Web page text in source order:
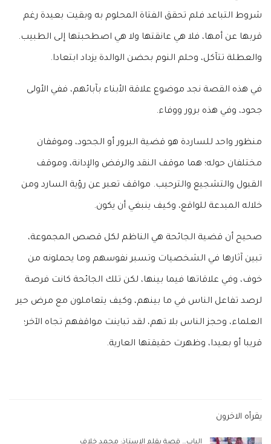
شروط التباعد فلم تحقق الفتاة المحلوم به وبقيت بعيدة رغم
قربها عن أمها، فلا هي عانقتها ولا هي اصطحبتها إلى الطبيب.
والعطلة تتآكل، وحلم النوم بحضن الوالدة يزداد ابتعادا.
في هذه القصة نجد موضوع علاقة الأبناء بآبائهم، ففي الأولى
جحود، وفي هذه برور ووفاء.
منظور واحد للساردة هو قضية البرور أو الجحود، وموقفان
مختلفان حوله؛ هما موقف النقد والرفض والإدانة، وموقف
القبول والتشجيع والترحيب. مواقف تعبر عن رؤية السارد ومن
خلاله المبدعة للواقع، وكيف ينبغي أن يكون.
صحيح أن قضية الجائحة هي الناظم لكل قصص المجموعة،
تبين آثارها في الشخصيات وتسبر نفوسهم وما يحملونه من
خوف، وفي علاقاتها فيما بينها، لكن تلك الجائحة كانت فرصة
لرصد تفاعل الناس في ما بينهم، وكيف يتعاملون مع مرض حير
العلماء، وحجز الناس بلا تهم، لقد تباينت مواقفهم تجاه الآخر؛
قريبا أو بعيدا، وظهرت حقيقتها العارية.
يقرأه الاخرون
الباب… قصة بقلم الاستاذ: محمد خلاف